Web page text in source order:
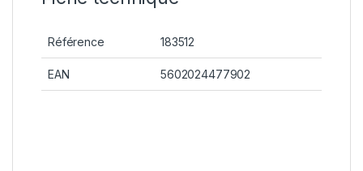
Référence 183512
EAN 5602024477902